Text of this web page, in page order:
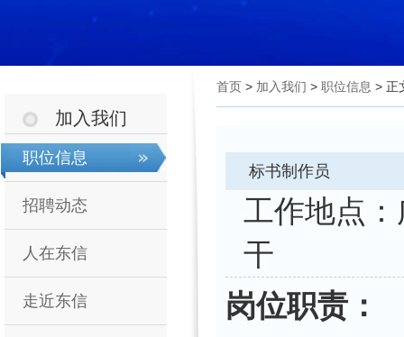
加入我们
职位信息
招聘动态
人在东信
走近东信
首页 > 加入我们 > 职位信息 > 正
标书制作员
工作
干
岗位职责：